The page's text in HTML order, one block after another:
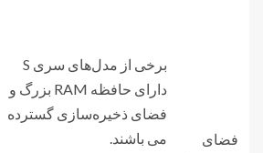
فضای
برخی از مدل‌های سری S
دارای حافظه RAM بزرگ و
فضای ذخیره‌سازی گسترده
می باشند.